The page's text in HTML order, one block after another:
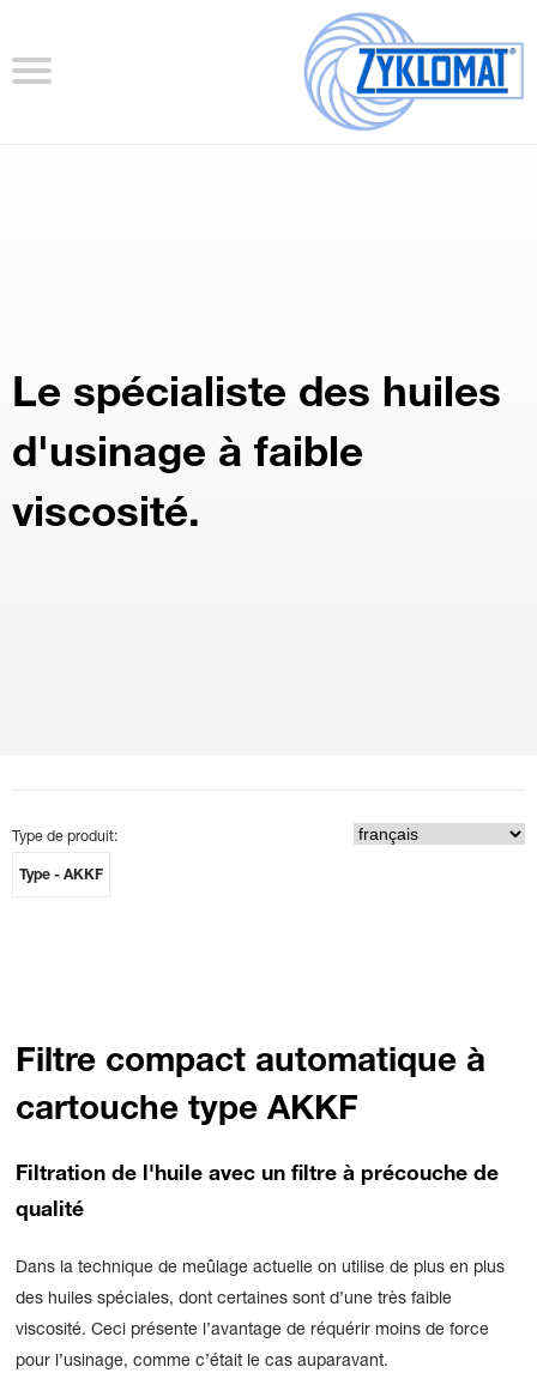
Le spécialiste des huiles
d'usinage à faible
viscosité.
Type de produit:
Type - AKKF
Filtre compact automatique à
cartouche type AKKF
Filtration de l'huile avec un filtre à précouche de
qualité
Dans la technique de meûlage actuelle on utilise de plus en plus
des huiles spéciales, dont certaines sont d’une très faible
viscosité. Ceci présente l’avantage de réquérir moins de force
pour l’usinage, comme c’était le cas auparavant.